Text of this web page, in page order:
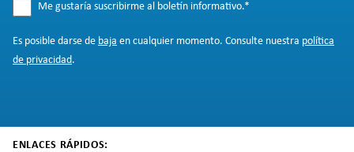
Me gustaría suscribirme al boletín informativo.*
Es posible darse de baja en cualquier momento. Consulte nuestra política
de privacidad.
ENLACES RÁPIDOS: